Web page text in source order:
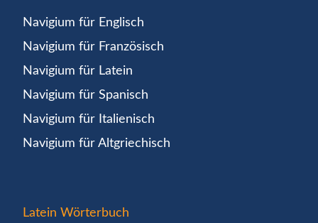
Navigium für Englisch
Navigium für Französisch
Navigium für Latein
Navigium für Spanisch
Navigium für Italienisch
Navigium für Altgriechisch
Latein Wörterbuch